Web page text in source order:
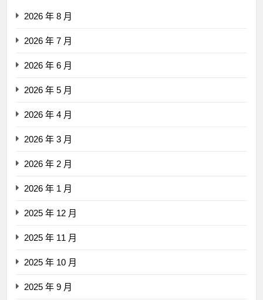
2026 年 8 月
2026 年 7 月
2026 年 6 月
2026 年 5 月
2026 年 4 月
2026 年 3 月
2026 年 2 月
2026 年 1 月
2025 年 12 月
2025 年 11 月
2025 年 10 月
2025 年 9 月